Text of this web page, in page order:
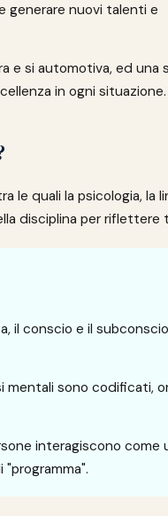
generare nuovi talenti e
e si automotiva, ed
in ogni situazione.
le quali la psicologia, la
disciplina per riflettere
il conscio e il
sono codificati,
interagiscono come